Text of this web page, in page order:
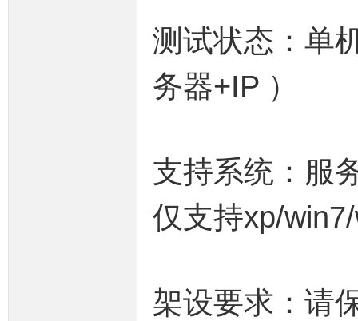
测试状态：单
务器+IP ）
支持系统：服
仅支持xp/
架设要求：请